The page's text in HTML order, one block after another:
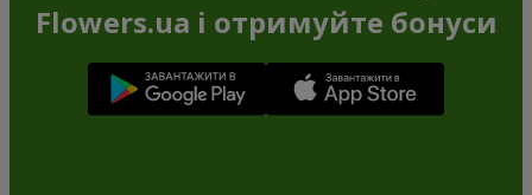
Flowers.ua і отримуйте бонуси